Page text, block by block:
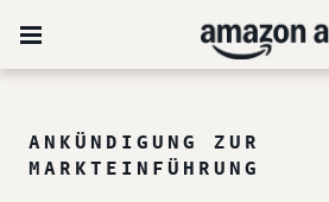
ANKÜNDIGUNG ZUR
MARKTEINFÜHRUNG